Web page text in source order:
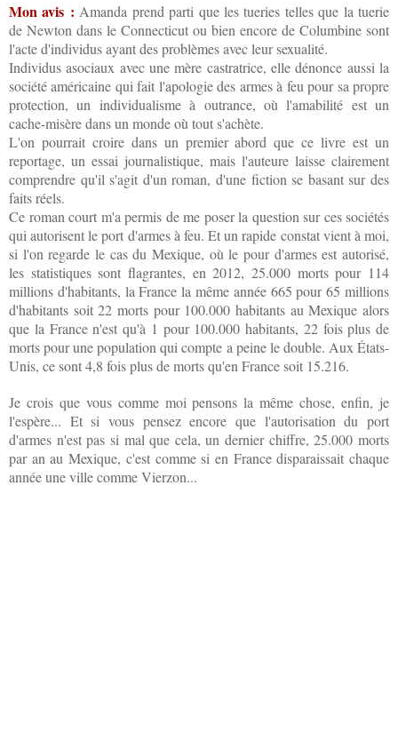
Mon avis : Amanda prend parti que les tueries telles que la tuerie
de Newton dans le Connecticut ou bien encore de Columbine sont
l'acte d'individus ayant des problèmes avec leur sexualité.
Individus asociaux avec une mère castratrice, elle dénonce aussi la
société américaine qui fait l'apologie des armes à feu pour sa propre
protection, un individualisme à outrance, où l'amabilité est un
cache-misère dans un monde où tout s'achète.
L'on pourrait croire dans un premier abord que ce livre est un
reportage, un essai journalistique, mais l'auteure laisse clairement
comprendre qu'il s'agit d'un roman, d'une fiction se basant sur des
faits réels.
Ce roman court m'a permis de me poser la question sur ces sociétés
qui autorisent le port d'armes à feu. Et un rapide constat vient à moi,
si l'on regarde le cas du Mexique, où le pour d'armes est autorisé,
les statistiques sont flagrantes, en 2012, 25.000 morts pour 114
millions d'habitants, la France la même année 665 pour 65 millions
d'habitants soit 22 morts pour 100.000 habitants au Mexique alors
que la France n'est qu'à 1 pour 100.000 habitants, 22 fois plus de
morts pour une population qui compte a peine le double. Aux États-
Unis, ce sont 4,8 fois plus de morts qu'en France soit 15.216.
Je crois que vous comme moi pensons la même chose, enfin, je
l'espère... Et si vous pensez encore que l'autorisation du port
d'armes n'est pas si mal que cela, un dernier chiffre, 25.000 morts
par an au Mexique, c'est comme si en France disparaissait chaque
année une ville comme Vierzon...